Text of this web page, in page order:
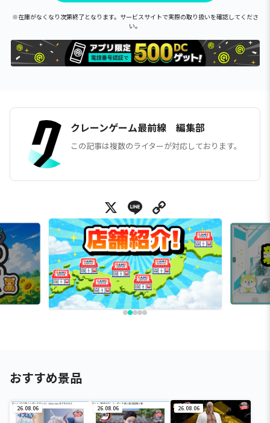
※在庫がなくなり次第終了となります。サービスサイトで実際の取り扱いを確認してくださ
い。
クレーンゲーム最前線 編集部
この記事は複数のライターが対応しております。
X Line
おすすめ景品
26.08.06 26.08.06 26.08.06